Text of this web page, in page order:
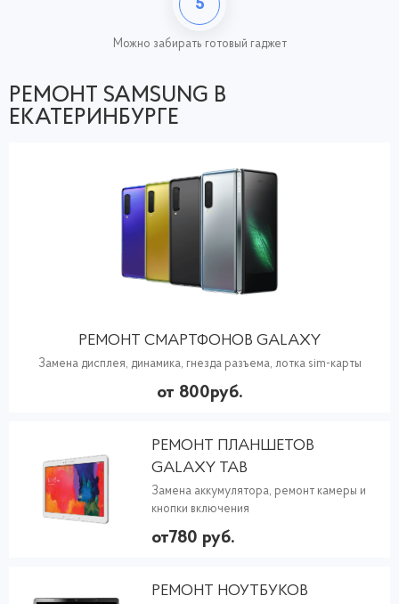
5
Можно забирать готовый гаджет
РЕМОНТ SAMSUNG В
ЕКАТЕРИНБУРГЕ
РЕМОНТ СМАРТФОНОВ GALAXY
Замена дисплея, динамика, гнезда разъема, лотка sim-карты
от 800руб.
РЕМОНТ ПЛАНШЕТОВ
GALAXY TAB
Замена аккумулятора, ремонт камеры и
кнопки включения
от780 руб.
РЕМОНТ НОУТБУКОВ